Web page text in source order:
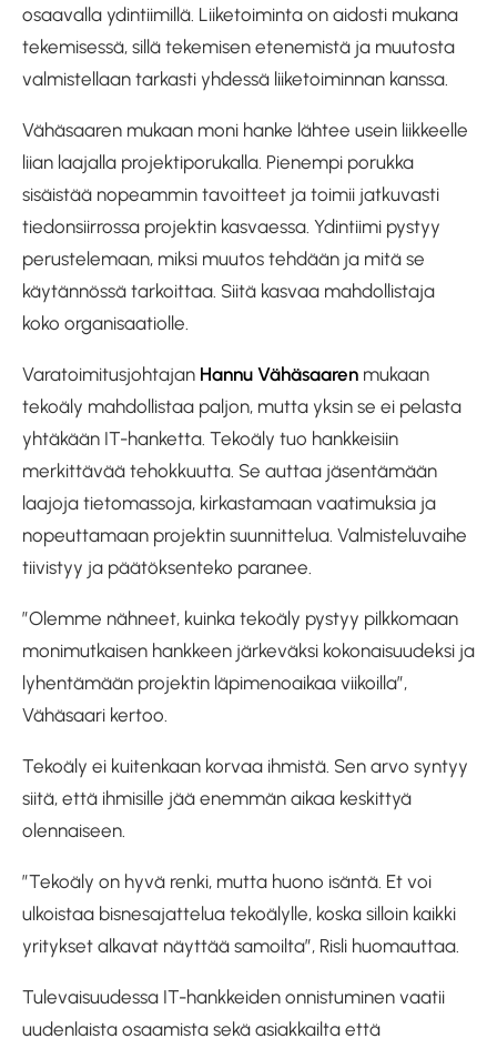
osaavalla ydintiimillä. Liiketoiminta on aidosti mukana
tekemisessä, sillä tekemisen etenemistä ja muutosta
valmistellaan tarkasti yhdessä liiketoiminnan kanssa.
Vähäsaaren mukaan moni hanke lähtee usein liikkeelle
liian laajalla projektiporukalla. Pienempi porukka
sisäistää nopeammin tavoitteet ja toimii jatkuvasti
tiedonsiirrossa projektin kasvaessa. Ydintiimi pystyy
perustelemaan, miksi muutos tehdään ja mitä se
käytännössä tarkoittaa. Siitä kasvaa mahdollistaja
koko organisaatiolle.
Varatoimitusjohtajan Hannu Vähäsaaren mukaan
tekoäly mahdollistaa paljon, mutta yksin se ei pelasta
yhtäkään IT-hanketta. Tekoäly tuo hankkeisiin
merkittävää tehokkuutta. Se auttaa jäsentämään
laajoja tietomassoja, kirkastamaan vaatimuksia ja
nopeuttamaan projektin suunnittelua. Valmisteluvaihe
tiivistyy ja päätöksenteko paranee.
”Olemme nähneet, kuinka tekoäly pystyy pilkkomaan
monimutkaisen hankkeen järkeväksi kokonaisuudeksi ja
lyhentämään projektin läpimenoaikaa viikoilla”,
Vähäsaari kertoo.
Tekoäly ei kuitenkaan korvaa ihmistä. Sen arvo syntyy
siitä, että ihmisille jää enemmän aikaa keskittyä
olennaiseen.
”Tekoäly on hyvä renki, mutta huono isäntä. Et voi
ulkoistaa bisnesajattelua tekoälylle, koska silloin kaikki
yritykset alkavat näyttää samoilta”, Risli huomauttaa.
Tulevaisuudessa IT-hankkeiden onnistuminen vaatii
uudenlaista osaamista sekä asiakkailta että